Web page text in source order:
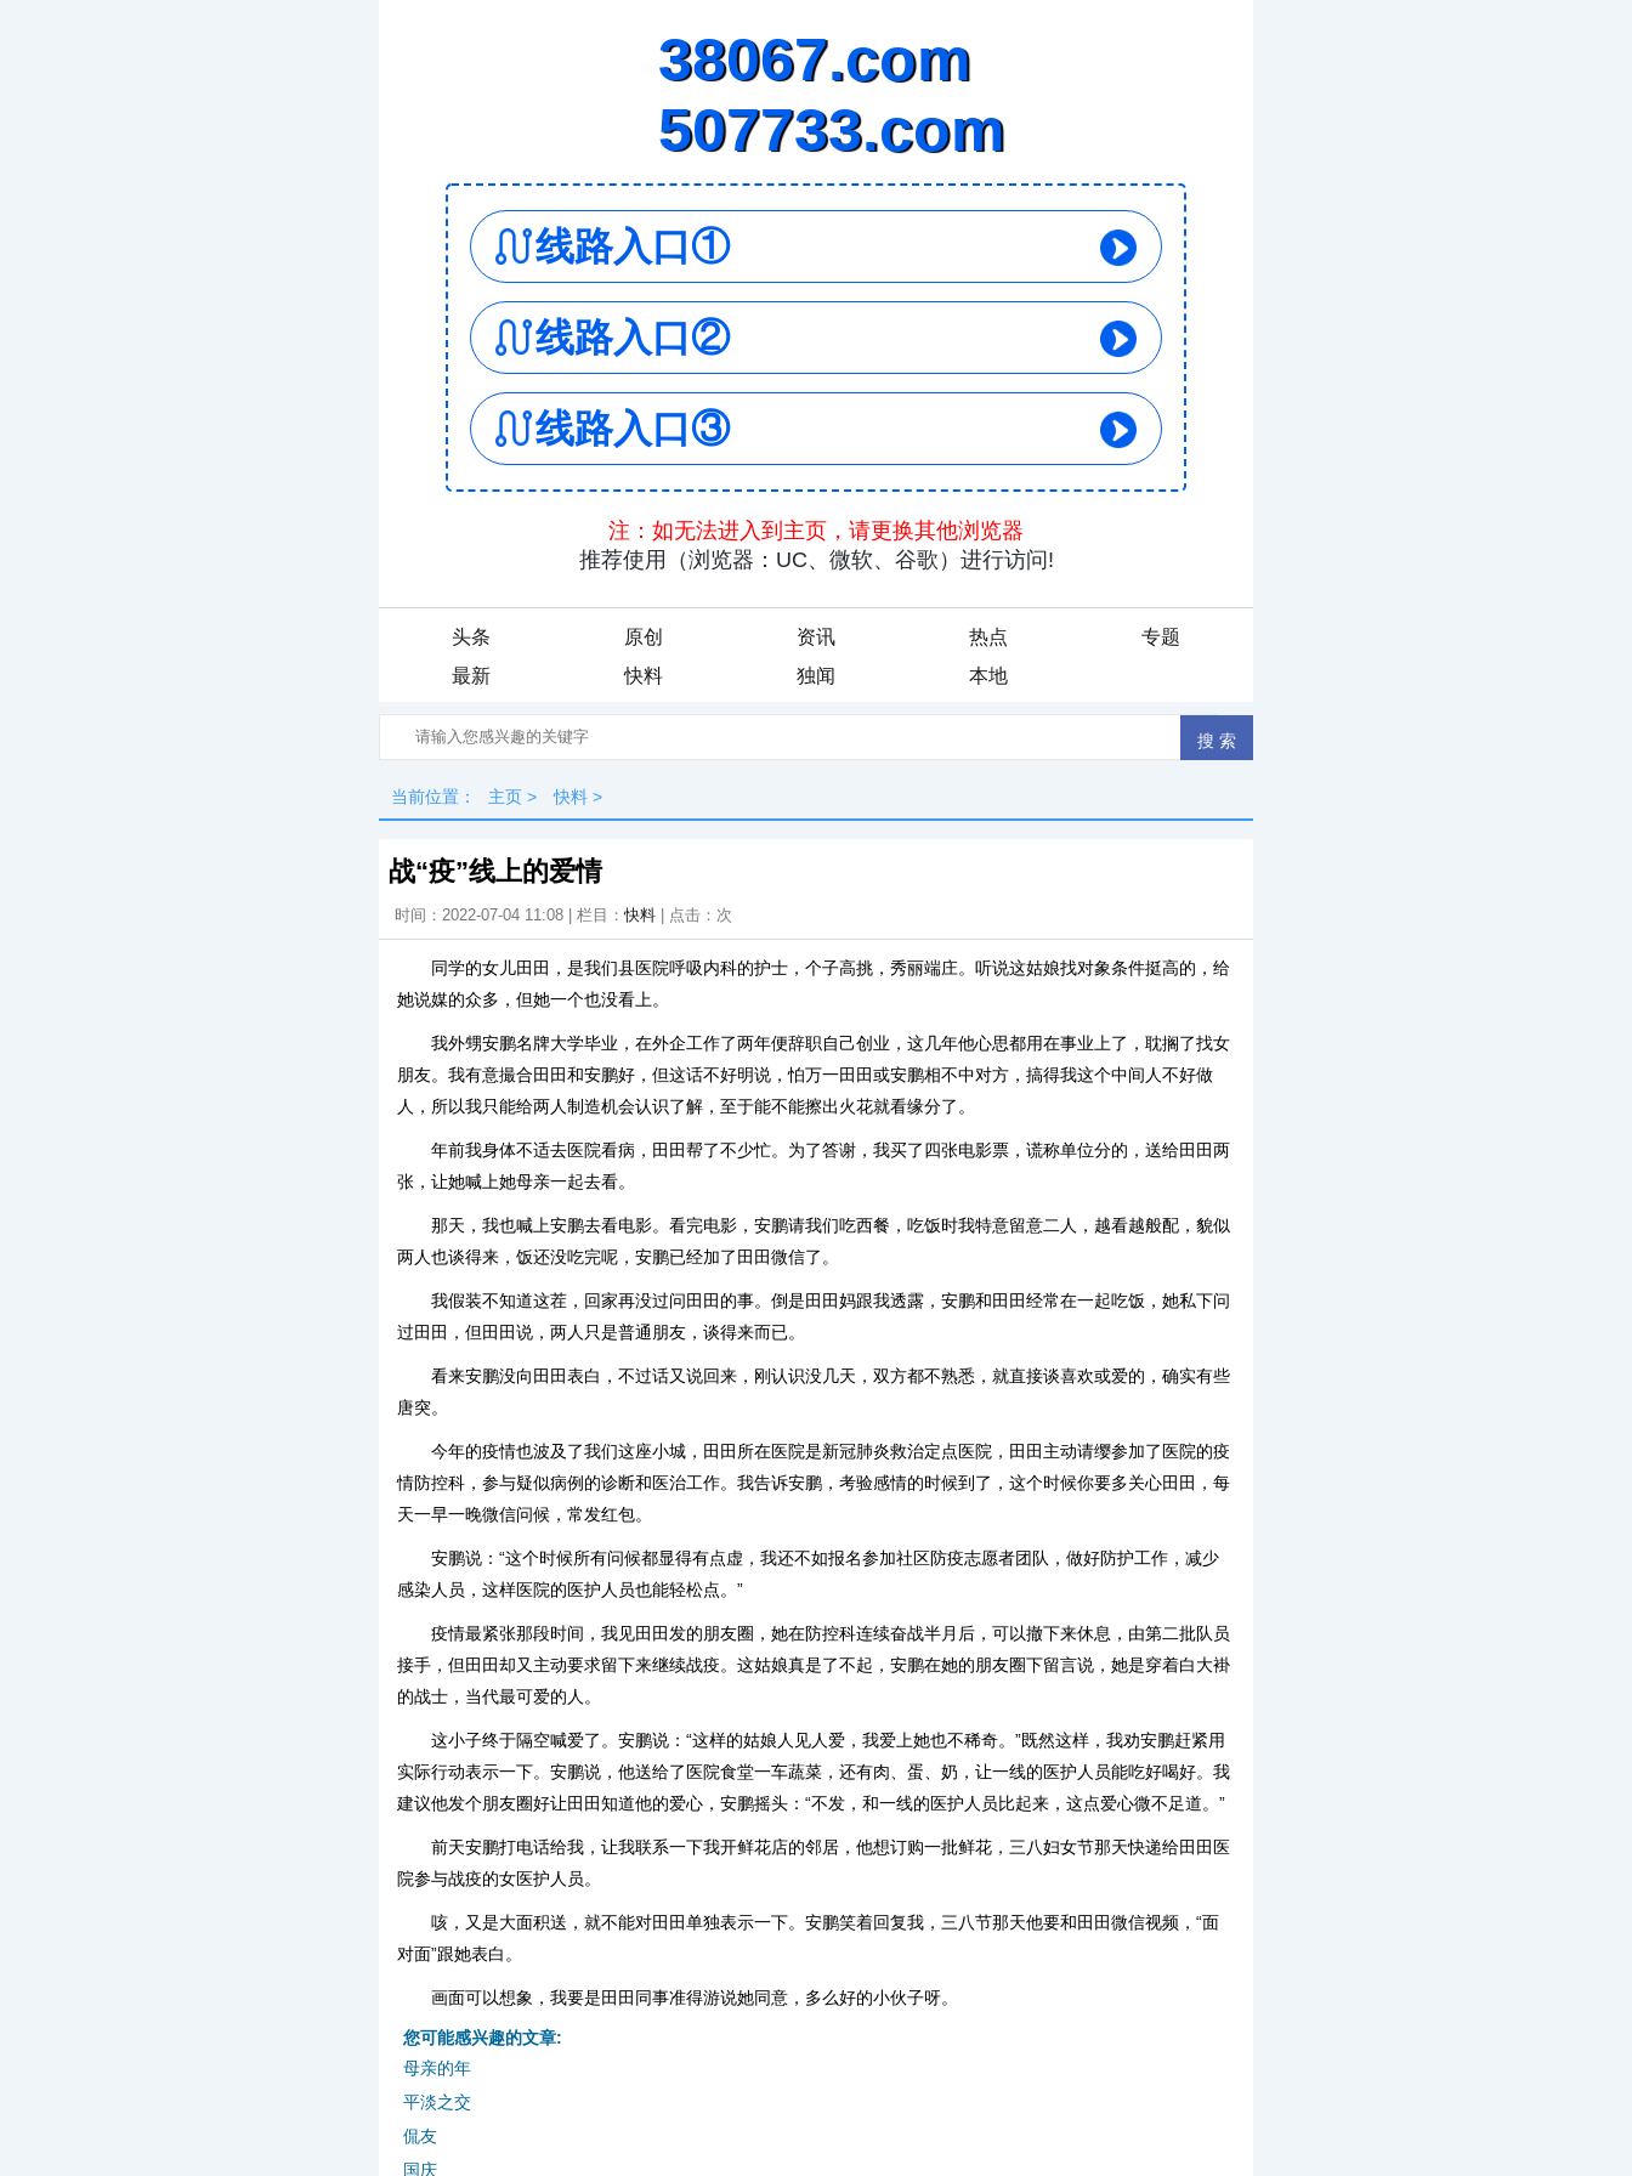
头条 原创 资讯 热点
专题
最新
快料 独闻 本地
当前位置： 主页 > 快料 >
战“疫”线上的爱情
时间：2022-07-04 11:08 | 栏目：快料 | 点击： 次
同学的女儿田田，是我们县医院呼吸内科的护士，个子高挑，秀丽端庄。听说这姑娘找对象条件挺高的，给
她说媒的众多，但她一个也没看上。
我外甥安鹏名牌大学毕业，在外企工作了两年便辞职自己创业，这几年他心思都用在事业上了，耽搁了找女
朋友。我有意撮合田田和安鹏好，但这话不好明说，怕万一田田或安鹏相不中对方，搞得我这个中间人不好做
人，所以我只能给两人制造机会认识了解，至于能不能擦出火花就看缘分了。
年前我身体不适去医院看病，田田帮了不少忙。为了答谢，我买了四张电影票，谎称单位分的，送给田田两
张，让她喊上她母亲一起去看。
那天，我也喊上安鹏去看电影。看完电影，安鹏请我们吃西餐，吃饭时我特意留意二人，越看越般配，貌似
两人也谈得来，饭还没吃完呢，安鹏已经加了田田微信了。
我假装不知道这茬，回家再没过问田田的事。倒是田田妈跟我透露，安鹏和田田经常在一起吃饭，她私下问
过田田，但田田说，两人只是普通朋友，谈得来而已。
看来安鹏没向田田表白，不过话又说回来，刚认识没几天，双方都不熟悉，就直接谈喜欢或爱的，确实有些
唐突。
今年的疫情也波及了我们这座小城，田田所在医院是新冠肺炎救治定点医院，田田主动请缨参加了医院的疫
情防控科，参与疑似病例的诊断和医治工作。我告诉安鹏，考验感情的时候到了，这个时候你要多关心田田，每
天一早一晚微信问候，常发红包。
安鹏说：“这个时候所有问候都显得有点虚，我还不如报名参加社区防疫志愿者团队，做好防护工作，减少
感染人员，这样医院的医护人员也能轻松点。”
疫情最紧张那段时间，我见田田发的朋友圈，她在防控科连续奋战半月后，可以撤下来休息，由第二批队员
接手，但田田却又主动要求留下来继续战疫。这姑娘真是了不起，安鹏在她的朋友圈下留言说，她是穿着白大褂
的战士，当代最可爱的人。
这小子终于隔空喊爱了。安鹏说：“这样的姑娘人见人爱，我爱上她也不稀奇。”既然这样，我劝安鹏赶紧用
实际行动表示一下。安鹏说，他送给了医院食堂一车蔬菜，还有肉、蛋、奶，让一线的医护人员能吃好喝好。我
建议他发个朋友圈好让田田知道他的爱心，安鹏摇头：“不发，和一线的医护人员比起来，这点爱心微不足道。”
前天安鹏打电话给我，让我联系一下我开鲜花店的邻居，他想订购一批鲜花，三八妇女节那天快递给田田医
院参与战疫的女医护人员。
咳，又是大面积送，就不能对田田单独表示一下。安鹏笑着回复我，三八节那天他要和田田微信视频，“面
对面”跟她表白。
画面可以想象，我要是田田同事准得游说她同意，多么好的小伙子呀。
您可能感兴趣的文章:
母亲的年
平淡之交
侃友
国庆